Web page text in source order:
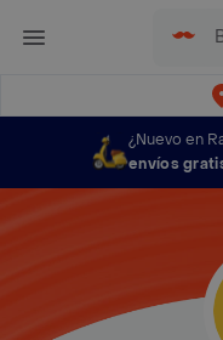
¿Nuevo en
envíos